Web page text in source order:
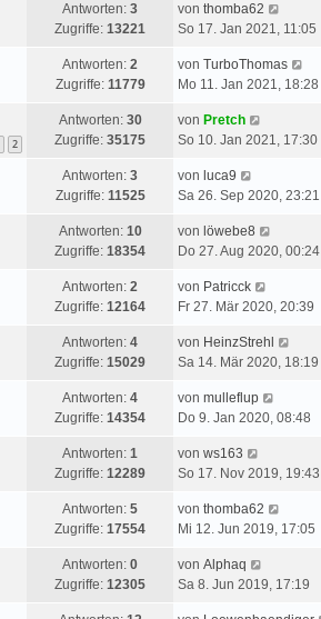
Antworten: 3
Zugriffe: 13221
von thomba62
So 17. Jan 2021, 11:05
Antworten: 2
Zugriffe: 11779
von TurboThomas
Mo 11. Jan 2021, 18:28
2
Antworten: 30
Zugriffe: 35175
von Pretch
So 10. Jan 2021, 17:30
Antworten: 3
Zugriffe: 11525
von luca9
Sa 26. Sep 2020, 23:21
Antworten: 10
Zugriffe: 18354
von löwebe8
Do 27. Aug 2020, 00:24
Antworten: 2
Zugriffe: 12164
von Patricck
Fr 27. Mär 2020, 20:39
Antworten: 4
Zugriffe: 15029
von HeinzStrehl
Sa 14. Mär 2020, 18:19
Antworten: 4
Zugriffe: 14354
von mulleflup
Do 9. Jan 2020, 08:48
Antworten: 1
Zugriffe: 12289
von ws163
So 17. Nov 2019, 19:43
Antworten: 5
Zugriffe: 17554
von thomba62
Mi 12. Jun 2019, 17:05
Antworten: 0
Zugriffe: 12305
von Alphaq
Sa 8. Jun 2019, 17:19